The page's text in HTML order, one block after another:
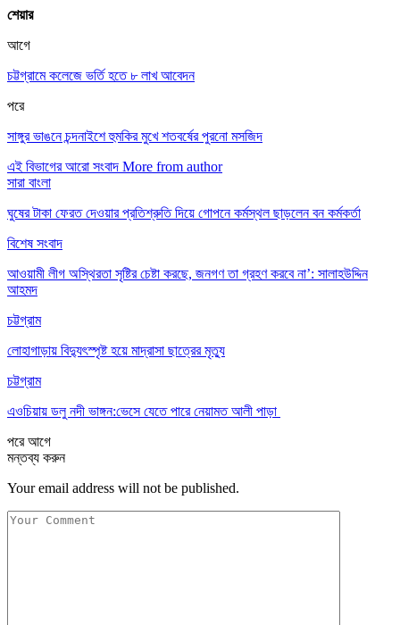
শেয়ার
আগে
চট্টগ্রামে কলেজে ভর্তি হতে ৮ লাখ আবেদন
পরে
সাঙ্গুর ভাঙনে চন্দনাইশে হুমকির মুখে শতবর্ষের পুরনো মসজিদ
এই বিভাগের আরো সংবাদ More from author
সারা বাংলা
ঘুষের টাকা ফেরত দেওয়ার প্রতিশ্রুতি দিয়ে গোপনে কর্মস্থল ছাড়লেন বন কর্মকর্তা
বিশেষ সংবাদ
আওয়ামী লীগ অস্থিরতা সৃষ্টির চেষ্টা করছে, জনগণ তা গ্রহণ করবে না’: সালাহউদ্দিন
আহমদ
চট্টগ্রাম
লোহাগাড়ায় বিদ্যুৎস্পৃষ্ট হয়ে মাদ্রাসা ছাত্রের মৃত্যু
চট্টগ্রাম
এওচিয়ায় ডলু নদী ভাঙ্গন:ভেসে যেতে পারে নেয়ামত আলী পাড়া
পরেআগে
মন্তব্য করুন
Your email address will not be published.